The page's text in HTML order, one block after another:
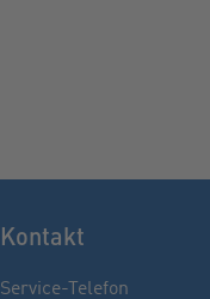
Kontakt
Service-Telefon